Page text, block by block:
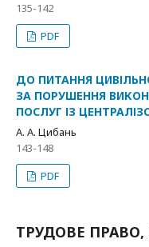
135-142
PDF
ДО ПИТАННЯ
ЗА ПОРУШЕННЯ
ПОСЛУГ ІЗ
А. А. Цибань
143-148
PDF
ТРУДОВЕ